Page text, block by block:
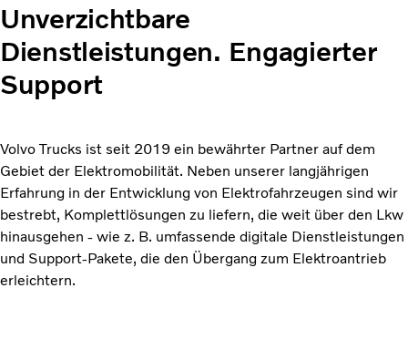
Unverzichtbare
Dienstleistungen. Engagierter
Support
Volvo Trucks ist seit 2019 ein bewährter Partner auf dem
Gebiet der Elektromobilität. Neben unserer langjährigen
Erfahrung in der Entwicklung von Elektrofahrzeugen sind wir
bestrebt, Komplettlösungen zu liefern, die weit über den Lkw
hinausgehen - wie z. B. umfassende digitale Dienstleistungen
und Support-Pakete, die den Übergang zum Elektroantrieb
erleichtern.